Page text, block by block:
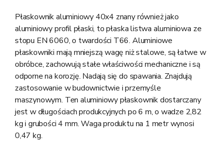
Płaskownik aluminiowy 40x4 znany również jako
aluminiowy profil płaski, to płaska listwa aluminiowa ze
stopu EN 6060, o twardości T66. Aluminiowe
płaskowniki mają mniejszą wagę niż stalowe, są łatwe w
obróbce, zachowują stałe właściwości mechaniczne i są
odporne na korozję. Nadają się do spawania. Znajdują
zastosowanie w budownictwie i przemyśle
maszynowym. Ten aluminiowy płaskownik dostarczany
jest w długościach produkcyjnych po 6 m, o wadze 2,82
kg i grubości 4 mm. Waga produktu na 1 metr wynosi
0,47 kg.